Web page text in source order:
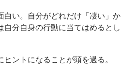
白い。自分がどれだけ「凄い」か
自分自身の行動に当てはめるとし
ントになることが頭を過る。